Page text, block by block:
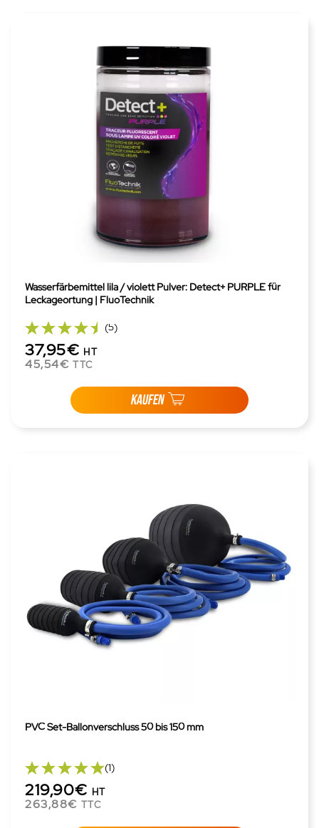
Wasserfärbemittel lila / violett Pulver: Detect+ PURPLE für
Leckageortung | FluoTechnik
(5)
37,95€ HT
45,54€ TTC
KAUFEN
PVC Set-Ballonverschluss 50 bis 150 mm
(1)
219,90€ HT
263,88€ TTC